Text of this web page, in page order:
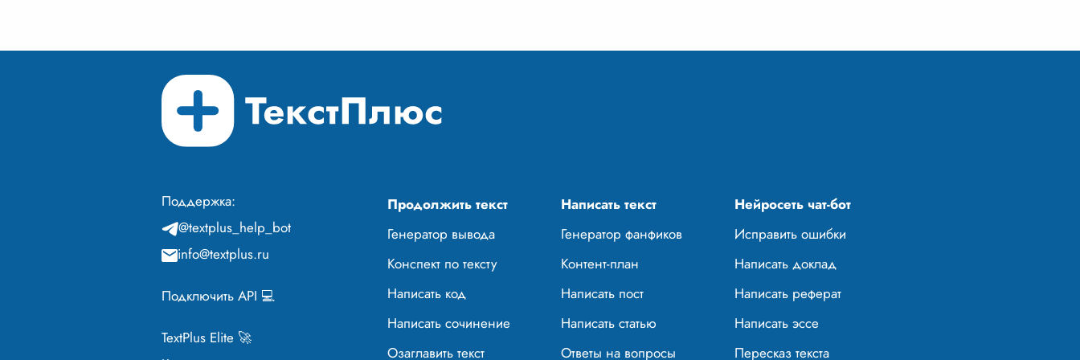
Поддержка:
@textplus_help_bot
info@textplus.ru
Подключить API 💻
TextPlus Elite 🚀
Продолжить текст Написать текст
Нейросеть чат-бот
Генератор вывода
Генератор фанфиков
Исправить ошибки
Конспект по тексту
Контент-план
Написать доклад
Написать код
Написать пост
Написать реферат
Написать сочинение
Написать статью
Написать эссе
Озаглавить текст
Ответы на вопросы Пересказ текста